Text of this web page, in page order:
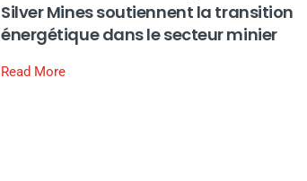
Silver Mines soutiennent la transition
énergétique dans le secteur minier
Read More